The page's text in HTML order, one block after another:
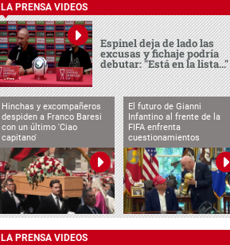
LA PRENSA VIDEOS
Espinel deja de lado las
excusas y fichaje podría
debutar: "Está en la lista..."
Hinchas y excompañeros
despiden a Franco Baresi
con un último 'Ciao
capitano'
El futuro de Gianni
Infantino al frente de la
FIFA enfrenta
cuestionamientos
LA PRENSA VIDEOS